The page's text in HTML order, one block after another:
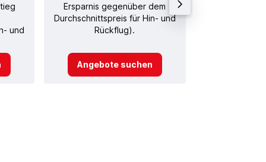
und
Ersparnis gegenüber dem
Durchschnittspreis für Hin- und
Rückflug).
Angebote suchen